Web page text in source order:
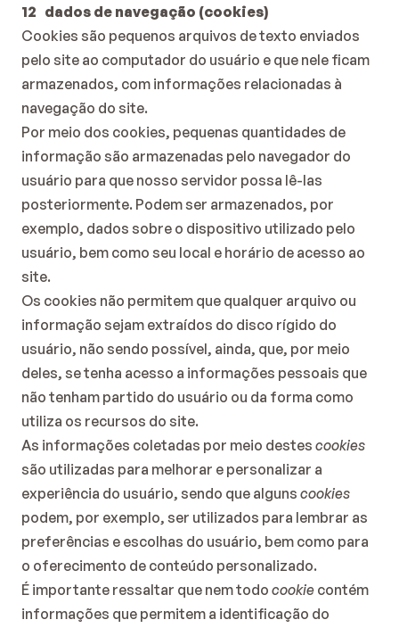
12   dados de navegação (cookies)
Cookies são pequenos arquivos de texto enviados
pelo site ao computador do usuário e que nele ficam
armazenados, com informações relacionadas à
navegação do site.
Por meio dos cookies, pequenas quantidades de
informação são armazenadas pelo navegador do
usuário para que nosso servidor possa lê-las
posteriormente. Podem ser armazenados, por
exemplo, dados sobre o dispositivo utilizado pelo
usuário, bem como seu local e horário de acesso ao
site.
Os cookies não permitem que qualquer arquivo ou
informação sejam extraídos do disco rígido do
usuário, não sendo possível, ainda, que, por meio
deles, se tenha acesso a informações pessoais que
não tenham partido do usuário ou da forma como
utiliza os recursos do site.
As informações coletadas por meio destes cookies
são utilizadas para melhorar e personalizar a
experiência do usuário, sendo que alguns cookies
podem, por exemplo, ser utilizados para lembrar as
preferências e escolhas do usuário, bem como para
o oferecimento de conteúdo personalizado.
É importante ressaltar que nem todo cookie contém
informações que permitem a identificação do